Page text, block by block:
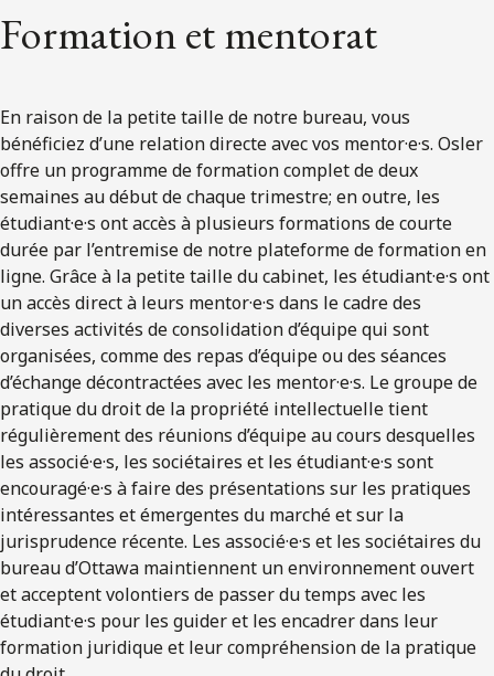
Formation et mentorat
En raison de la petite taille de notre bureau, vous
bénéficiez d’une relation directe avec vos mentor·e·s. Osler
offre un programme de formation complet de deux
semaines au début de chaque trimestre; en outre, les
étudiant·e·s ont accès à plusieurs formations de courte
durée par l’entremise de notre plateforme de formation en
ligne. Grâce à la petite taille du cabinet, les étudiant·e·s ont
un accès direct à leurs mentor·e·s dans le cadre des
diverses activités de consolidation d’équipe qui sont
organisées, comme des repas d’équipe ou des séances
d’échange décontractées avec les mentor·e·s. Le groupe de
pratique du droit de la propriété intellectuelle tient
régulièrement des réunions d’équipe au cours desquelles
les associé·e·s, les sociétaires et les étudiant·e·s sont
encouragé·e·s à faire des présentations sur les pratiques
intéressantes et émergentes du marché et sur la
jurisprudence récente. Les associé·e·s et les sociétaires du
bureau d’Ottawa maintiennent un environnement ouvert
et acceptent volontiers de passer du temps avec les
étudiant·e·s pour les guider et les encadrer dans leur
formation juridique et leur compréhension de la pratique